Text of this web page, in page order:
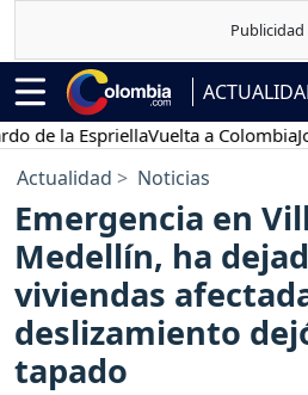
EspriellaVuelta a ColombiaJorge
Actualidad Noticias
Emergencia en
Medellín, ha
viviendas
deslizamiento
tapado